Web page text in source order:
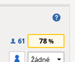
61 78